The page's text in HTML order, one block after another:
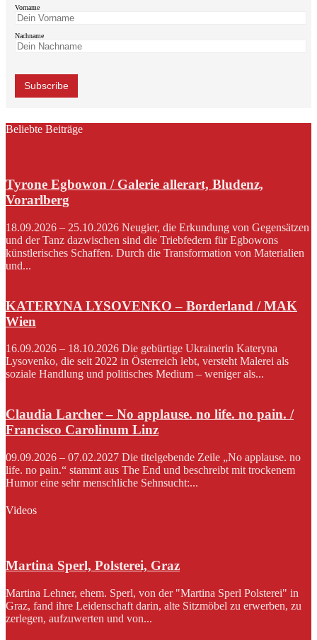
Vorname
Nachname
Beliebte Beiträge
Tyrone Egbowon / Galerie allerart, Bludenz,
Vorarlberg
18.09.2026 – 25.10.2026 Neugier, die Erkundung von Gegensätzen
und der Tanz dazwischen sind die Triebfedern für Egbowons
künstlerisches Schaffen. Durch die Transformation von Materialien
und...
KATERYNA LYSOVENKO – Borderland / MAK
Wien
16.09.2026 – 18.10.2026 Die gebürtige Ukrainerin Kateryna
Lysovenko, die seit 2022 in Österreich lebt, versteht Malerei als
soziale Handlung und politisches Medium – weniger als...
Claudia Larcher – No applause. no life. no pain. /
Francisco Carolinum Linz
09.09.2026 – 07.02.2027 Die titelgebende Zeile „No applause. no
life. no pain.“ stammt aus The End und beschreibt mit trockenem
Humor eine sehr menschliche Sehnsucht:...
Videos
Martina Sperl, Polsterei, Graz
Martina Lehner, ehem. Sperl, von der "Martina Sperl Polsterei" in
Graz, fand ihre Leidenschaft darin, alte Sitzmöbel zu erwerben, zu
zerlegen, aufzuwerten und von...